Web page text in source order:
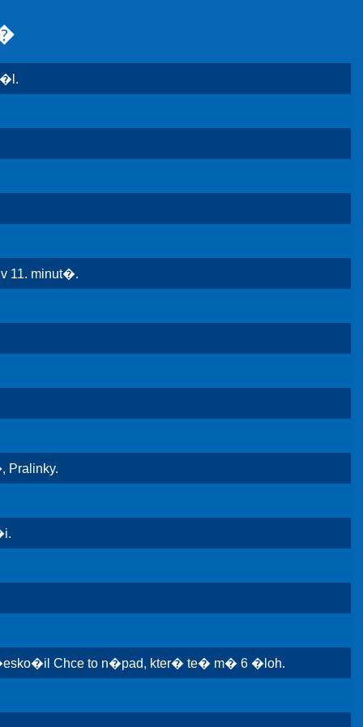
11. minut�.
Pralinky.
Chce to n�pad, kter� te� m� 6 �loh.